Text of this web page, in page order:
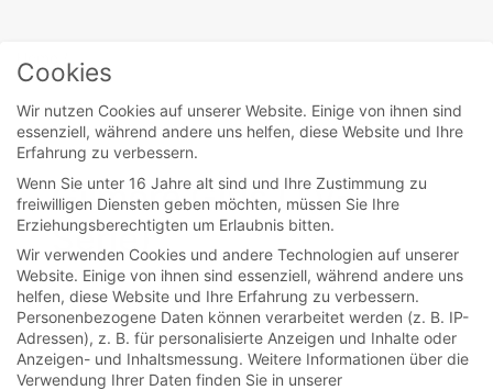
movies
Gilmore Girls (TV-
Serie)
Lorelai Gilmore ist mit 16 Jahren von zu Hause
ausgerissen, weil sie schwanger war. Seitdem
lebt sie mit...
Cookies
Wir nutzen Cookies auf unserer Website. Einige von ihnen sind
essenziell, während andere uns helfen, diese Website und Ihre
Erfahrung zu verbessern.
Wenn Sie unter 16 Jahre alt sind und Ihre Zustimmung zu
freiwilligen Diensten geben möchten, müssen Sie Ihre
Erziehungsberechtigten um Erlaubnis bitten.
Wir verwenden Cookies und andere Technologien auf unserer
Website. Einige von ihnen sind essenziell, während andere uns
helfen, diese Website und Ihre Erfahrung zu verbessern.
Personenbezogene Daten können verarbeitet werden (z. B. IP-
Adressen), z. B. für personalisierte Anzeigen und Inhalte oder
Anzeigen- und Inhaltsmessung. Weitere Informationen über die
Verwendung Ihrer Daten finden Sie in unserer